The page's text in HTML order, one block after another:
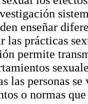
enseñar
las prácticas
permite
las personas
o normas